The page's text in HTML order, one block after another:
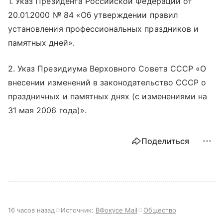
20.01.2000 № 84 «Об утверждении правил
установления профессиональных праздников и
памятных дней».
2. Указ Президиума Верховного Совета СССР «О
внесении изменений в законодательство СССР о
праздничных и памятных днях (с изменениями на
31 мая 2006 года)».
Поделиться
16 часов назад Источник: ВФокусе Mail Общество